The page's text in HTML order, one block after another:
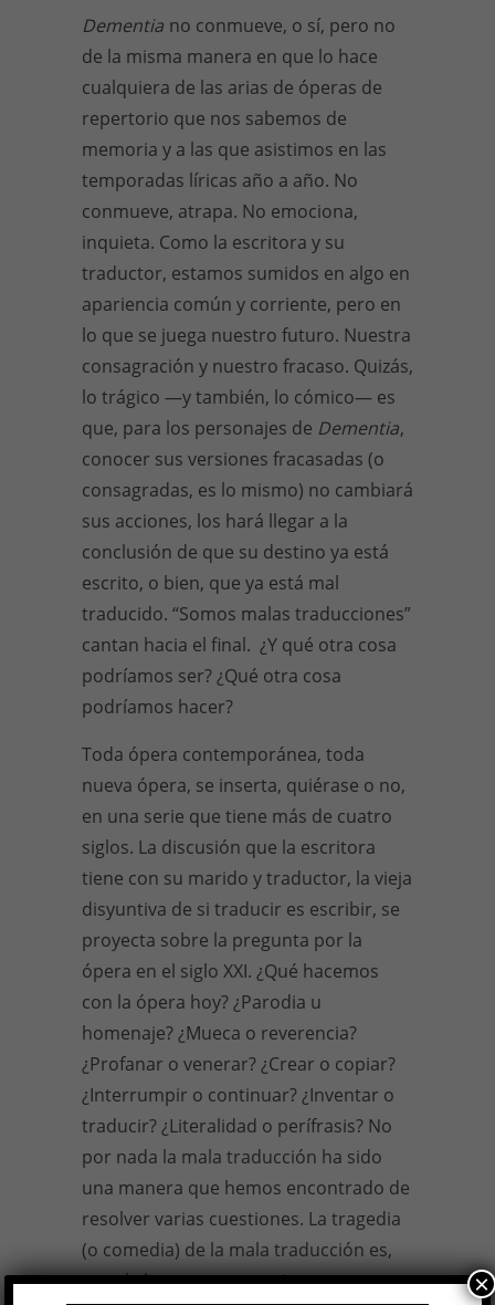
Dementia no conmueve, o sí, pero no
de la misma manera en que lo hace
cualquiera de las arias de óperas de
repertorio que nos sabemos de
memoria y a las que asistimos en las
temporadas líricas año a año. No
conmueve, atrapa. No emociona,
inquieta. Como la escritora y su
traductor, estamos sumidos en algo en
apariencia común y corriente, pero en
lo que se juega nuestro futuro. Nuestra
consagración y nuestro fracaso. Quizás,
lo trágico —y también, lo cómico— es
que, para los personajes de Dementia,
conocer sus versiones fracasadas (o
consagradas, es lo mismo) no cambiará
sus acciones, los hará llegar a la
conclusión de que su destino ya está
escrito, o bien, que ya está mal
traducido. “Somos malas traducciones”
cantan hacia el final. ¿Y qué otra cosa
podríamos ser? ¿Qué otra cosa
podríamos hacer?
Toda ópera contemporánea, toda
nueva ópera, se inserta, quiérase o no,
en una serie que tiene más de cuatro
siglos. La discusión que la escritora
tiene con su marido y traductor, la vieja
disyuntiva de si traducir es escribir, se
proyecta sobre la pregunta por la
ópera en el siglo XXI. ¿Qué hacemos
con la ópera hoy? ¿Parodia u
homenaje? ¿Mueca o reverencia?
¿Profanar o venerar? ¿Crear o copiar?
¿Interrumpir o continuar? ¿Inventar o
traducir? ¿Literalidad o perífrasis? No
por nada la mala traducción ha sido
una manera que hemos encontrado de
resolver varias cuestiones. La tragedia
(o comedia) de la mala traducción es,
para la literatura argentina, una
×